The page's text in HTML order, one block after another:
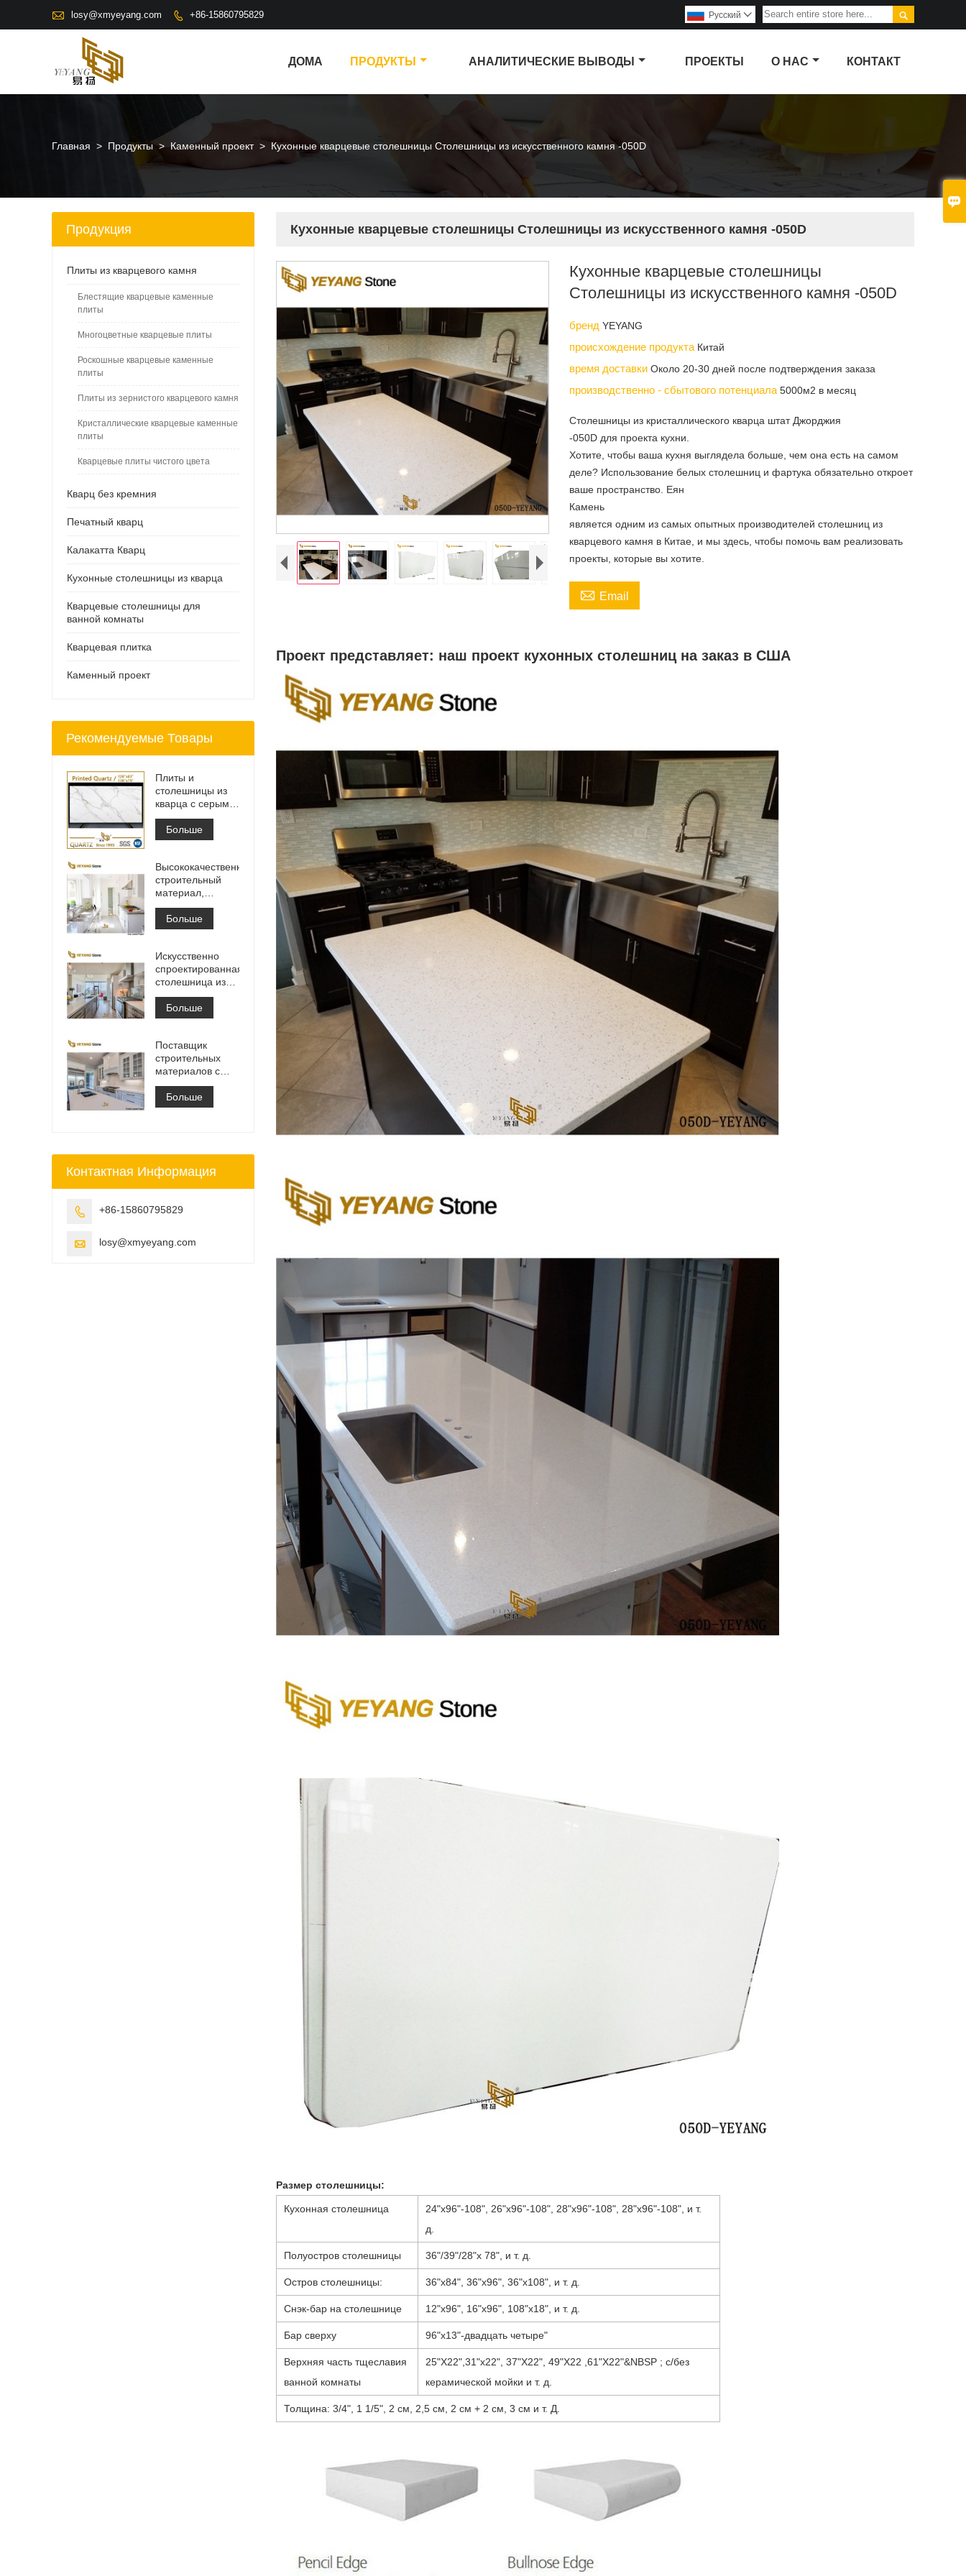

 losy@xmyeyang.com  +86-15860795829 
Pусский 
ДОМА ПРОДУКТЫ АНАЛИТИЧЕСКИЕ ВЫВОДЫ ПРОЕКТЫ О НАС КОНТАКТ
Главная > Продукты > Каменный проект > Кухонные кварцевые столешницы Столешницы из искусственного камня -050D
Кухонные кварцевые столешницы Столешницы из искусственного камня -050D
Кухонные кварцевые столешницы
Столешницы из искусственного камня -050D
брендYEYANG
происхождение продукта Китай
время доставкиОколо 20-30 дней после подтверждения заказа
производственно - сбытового потенциала5000м2 в месяц
Столешницы из кристаллического кварца штат Джорджия
-050D для проекта кухни.
Хотите, чтобы ваша кухня выглядела больше, чем она есть на самом
деле? Использование белых столешниц и фартука обязательно откроет
ваше пространство. Еян
Камень
является одним из самых опытных производителей столешниц из
кварцевого камня в Китае, и мы здесь, чтобы помочь вам реализовать
проекты, которые вы хотите.
 Email
Проект представляет: наш проект кухонных столешниц на заказ в США
Размер столешницы:
Кухонная столешница
24"х96"-108", 26"х96"-108", 28"х96"-108", 28"х96"-108", и т.
д.
Полуостров столешницы 36"/39"/28"х 78", и т. д.
Остров столешницы: 36"x84", 36"х96", 36"х108", и т. д.
Снэк-бар на столешнице 12"х96", 16"х96", 108"х18", и т. д.
Бар сверху 96"х13"-двадцать четыре"
Верхняя часть тщеславия
ванной комнаты
25"Х22",31"х22", 37"Х22", 49"Х22 ,61"Х22"&NBSP ; с/без
керамической мойки и т. д.
Толщина: 3/4", 1 1/5", 2 см, 2,5 см, 2 см + 2 см, 3 см и т. Д.
Продукция
Плиты из кварцевого камня
Блестящие кварцевые каменные
плиты
Многоцветные кварцевые плиты
Роскошные кварцевые каменные
плиты
Плиты из зернистого кварцевого камня
Кристаллические кварцевые каменные
плиты
Кварцевые плиты чистого цвета
Кварц без кремния
Печатный кварц
Калакатта Кварц
Кухонные столешницы из кварца
Кварцевые столешницы для
ванной комнаты
Кварцевая плитка
Каменный проект
Рекомендуемые Товары
Плиты и
столешницы из
кварца с серыми
прожилками с
принтом | Кварц
с принтом по
PQ005
Больше
Высококачественный
строительный
материал,
каменная
напольная
плитка, светло-
проекты
Больше
Искусственно
спроектированная
столешница из
белого
кварцевого камня
Калакатта,
туалетного
столика и
рабочая плита
Больше
Поставщик
строительных
материалов с
твердой
поверхностью из
искусственного
Больше
Контактная Информация
 +86-15860795829
 losy@xmyeyang.com